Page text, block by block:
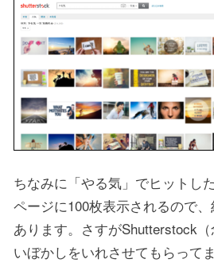
ちなみに「やる気」でヒットし
ページに100枚表示されるので
あります。さすがShutterstock
いぼかしをいれさせてもらってま